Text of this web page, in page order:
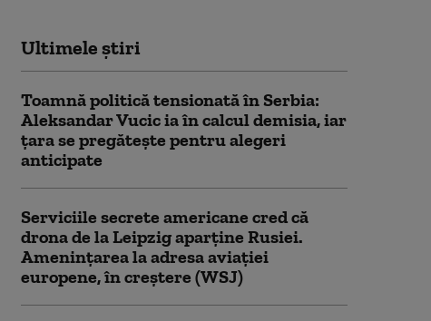
Ultimele știri
Toamnă politică tensionată în Serbia:
Aleksandar Vucic ia în calcul demisia, iar
țara se pregătește pentru alegeri
anticipate
Serviciile secrete americane cred că
drona de la Leipzig aparține Rusiei.
Amenințarea la adresa aviației
europene, în creștere (WSJ)